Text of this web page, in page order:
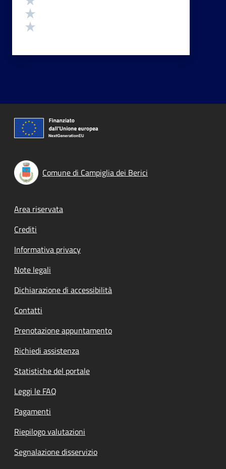
Comune di Campiglia dei Berici
Footer menu
Area riservata
Crediti
Informativa privacy
Note legali
Dichiarazione di accessibilità
Contatti
Prenotazione appuntamento
Richiedi assistenza
Statistiche del portale
Leggi le FAQ
Pagamenti
Riepilogo valutazioni
Segnalazione disservizio